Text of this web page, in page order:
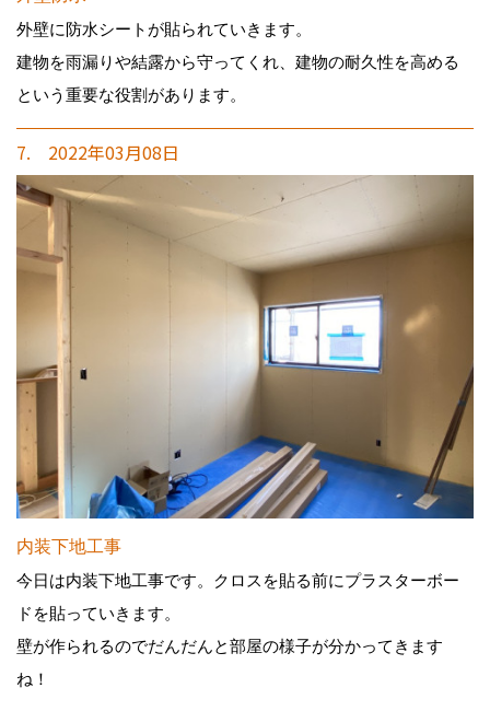
外壁に防水シートが貼られていきます。
建物を雨漏りや結露から守ってくれ、建物の耐久性を高める
という重要な役割があります。
7. 2022年03月08日
内装下地工事
今日は内装下地工事です。クロスを貼る前にプラスターボー
ドを貼っていきます。
壁が作られるのでだんだんと部屋の様子が分かってきます
ね！